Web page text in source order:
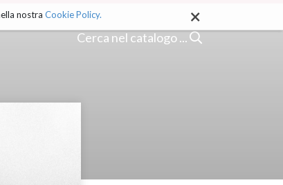
Cerca nel catalogo ...
×
nostra Cookie Policy.